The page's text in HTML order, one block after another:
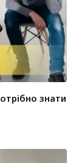
знати